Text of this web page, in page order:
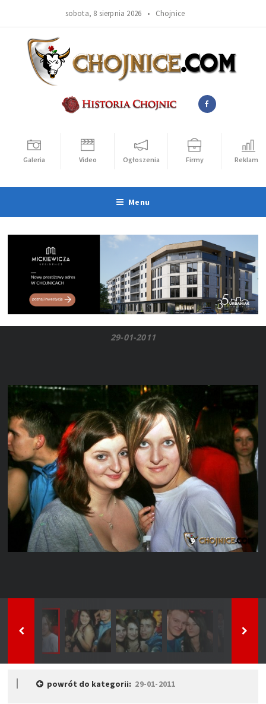
sobota, 8 sierpnia 2026 • Chojnice
Galeria Video Ogłoszenia Firmy Reklama
Menu
29-01-2011
powrót do kategorii: 29-01-2011